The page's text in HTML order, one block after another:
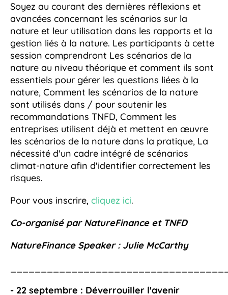
Soyez au courant des dernières réflexions et
avancées concernant les scénarios sur la
nature et leur utilisation dans les rapports et la
gestion liés à la nature. Les participants à cette
session comprendront Les scénarios de la
nature au niveau théorique et comment ils sont
essentiels pour gérer les questions liées à la
nature, Comment les scénarios de la nature
sont utilisés dans / pour soutenir les
recommandations TNFD, Comment les
entreprises utilisent déjà et mettent en œuvre
les scénarios de la nature dans la pratique, La
nécessité d'un cadre intégré de scénarios
climat-nature afin d'identifier correctement les
risques.
Pour vous inscrire, cliquez ici.
Co-organisé par NatureFinance et TNFD
NatureFinance Speaker : Julie McCarthy
- 22 septembre : Déverrouiller l'avenir